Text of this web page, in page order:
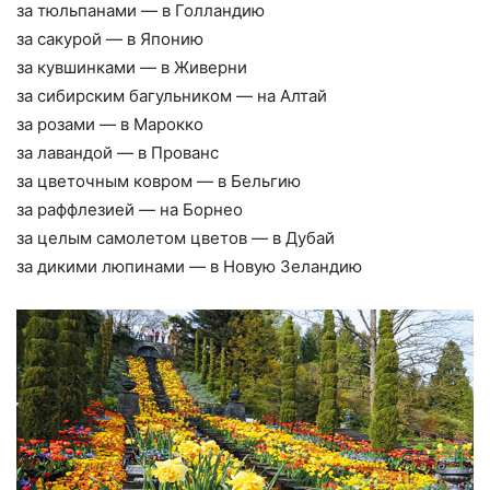
за тюльпанами — в Голландию
за сакурой — в Японию
за кувшинками — в Живерни
за сибирским багульником — на Алтай
за розами — в Марокко
за лавандой — в Прованс
за цветочным ковром — в Бельгию
за раффлезией — на Борнео
за целым самолетом цветов — в Дубай
за дикими люпинами — в Новую Зеландию